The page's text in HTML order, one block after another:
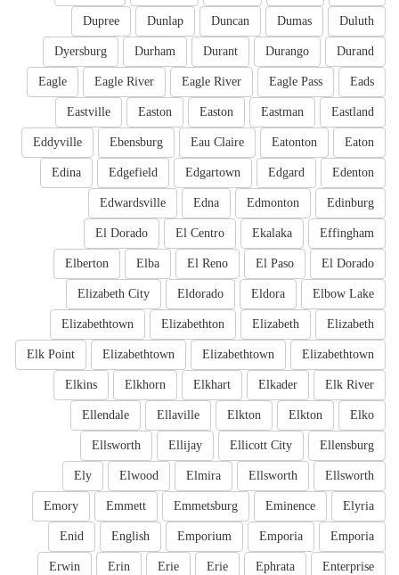
Duluth
Dumas
Duncan
Dunlap
Dupree
Durand
Durango
Durant
Durham
Dyersburg
Eads
Eagle Pass
Eagle River
Eagle River
Eagle
Eastland
Eastman
Easton
Easton
Eastville
Eaton
Eatonton
Eau Claire
Ebensburg
Eddyville
Edenton
Edgard
Edgartown
Edgefield
Edina
Edinburg
Edmonton
Edna
Edwardsville
Effingham
Ekalaka
El Centro
El Dorado
El Dorado
El Paso
El Reno
Elba
Elberton
Elbow Lake
Eldora
Eldorado
Elizabeth City
Elizabeth
Elizabeth
Elizabethton
Elizabethtown
Elizabethtown
Elizabethtown
Elizabethtown
Elk Point
Elk River
Elkader
Elkhart
Elkhorn
Elkins
Elko
Elkton
Elkton
Ellaville
Ellendale
Ellensburg
Ellicott City
Ellijay
Ellsworth
Ellsworth
Ellsworth
Elmira
Elwood
Ely
Elyria
Eminence
Emmetsburg
Emmett
Emory
Emporia
Emporia
Emporium
English
Enid
Enterprise
Ephrata
Erie
Erie
Erin
Erwin